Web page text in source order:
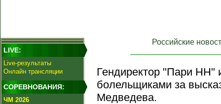
LIVE:
Live-результаты
Онлайн трансляции
СОРЕВНОВАНИЯ:
ЧМ 2026
Российские
Гендиректор "Пари НН"
болельщиками за
Медведева.